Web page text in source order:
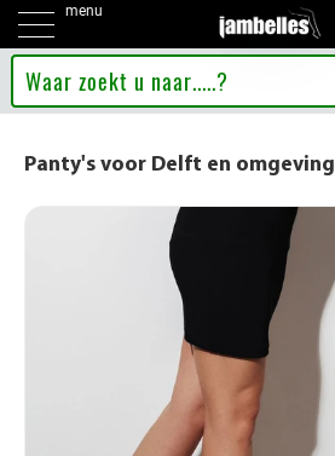
menu
Panty's voor Delft en omgeving